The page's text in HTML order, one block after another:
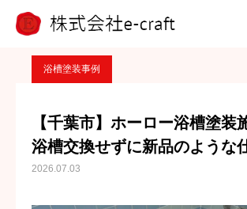
ブログ 浴槽塗装事例 【千葉市】ホーロー浴槽塗装施工
浴槽塗装事例
【千葉市】ホーロー浴槽塗装
浴槽交換せずに新品のような
2026.07.03
電話 問合せ
ホーム